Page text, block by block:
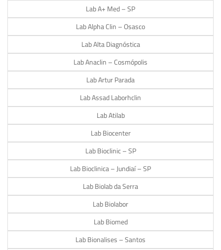
Lab A+ Med – SP
Lab Alpha Clin – Osasco
Lab Alta Diagnóstica
Lab Anaclin – Cosmópolis
Lab Artur Parada
Lab Assad Laborhclin
Lab Atilab
Lab Biocenter
Lab Bioclinic – SP
Lab Bioclinica – Jundiaí – SP
Lab Biolab da Serra
Lab Biolabor
Lab Biomed
Lab Bionalises – Santos